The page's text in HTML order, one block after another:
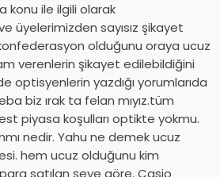
konu ile ilgili olarak
üyelerimizden sayısız şikayet
olduğunu oraya ucuz
verenlerin şikayet edilebildiğini
optisyenlerin yazdığı yorumlarıda
biz ırak ta felan mıyız.tüm
piyasa koşulları optikte yokmu.
nedir. Yahu ne demek ucuz
hem ucuz olduğunu kim